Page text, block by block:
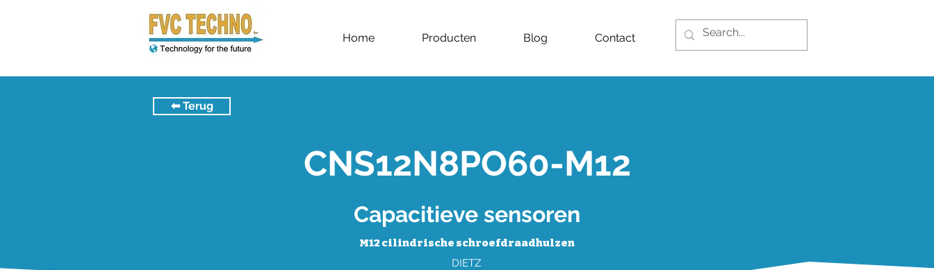
Home Producten Blog Contact
⬅︎ Terug
Capacitieve sensoren
M12 cilindrische schroefdraadhulzen
DIETZ
CNS12N8PO60-M12